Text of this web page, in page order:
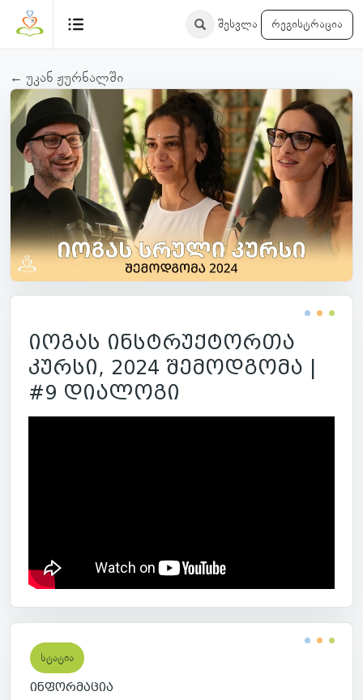
შესვლა რეგისტრაცია
← უკან ჟურნალში
იოგას ინსტრუქტორთა
კურსი, 2024 შემოდგომა |
#9 დიალოგი
სტატია
ინფორმაცია